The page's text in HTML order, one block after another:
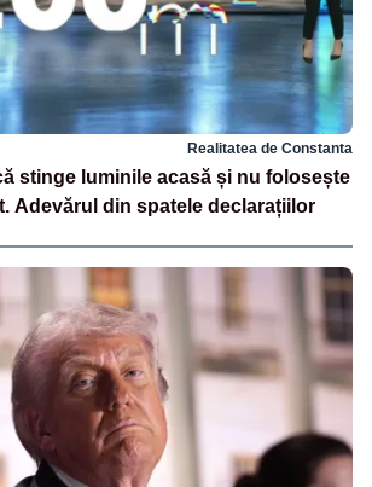
Realitatea de Constanta
stinge luminile acasă și nu folosește
Adevărul din spatele declarațiilor